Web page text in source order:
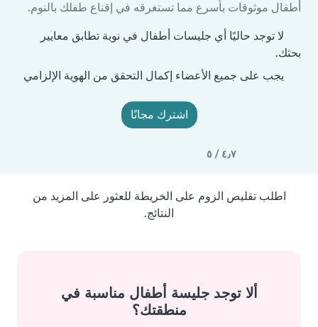
أطفال موثوقات بأسرع مما تستغرقه في إقناع طفلك بالنوم.
لا توجد حاليًا أي جليسات أطفال في نوبة تطابق معايير
بحثك.
يجب على جميع الأعضاء إكمال التحقق من الهوية الإلزامي
اشترك مجانًا
٤٫٧ / ٥
اطلب تقليص الزوم على الخريطة للعثور على المزيد من
النتائج.
ألا توجد جليسة أطفال مناسبة في
منطقتك؟